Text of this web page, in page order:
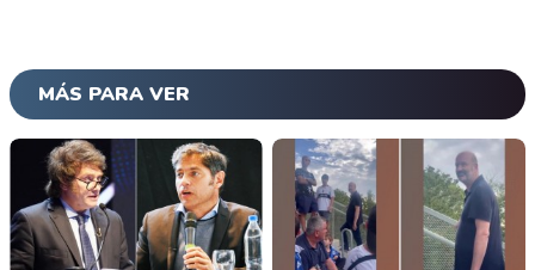
MÁS PARA VER